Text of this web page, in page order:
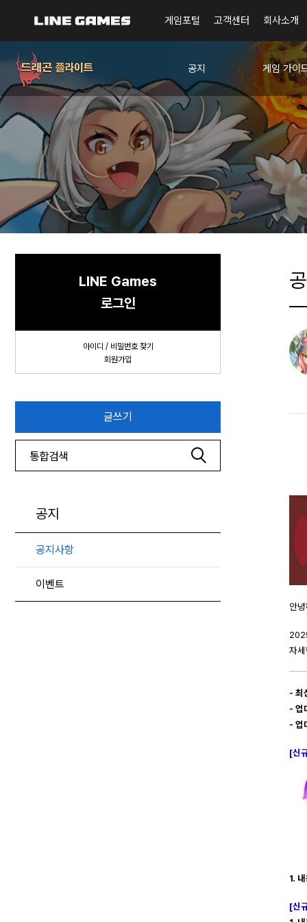
게임포털 고객센터 회사소개
공지
공지사항
이벤트
게임 가이
드플사관학
확률 정보
LINE Games
로그인
아이디 / 비밀번호 찾기
회원가입
글쓰기
공지
공지사항
이벤트
안
자
- 최
- 업
- 업
[신
1.
[신